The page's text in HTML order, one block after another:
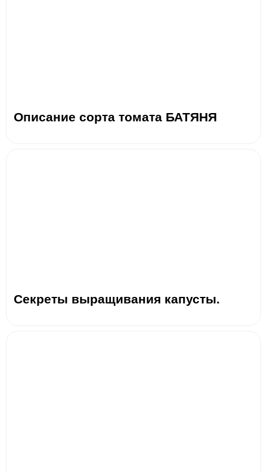
Описание сорта томата БАТЯНЯ
Секреты выращивания капусты.